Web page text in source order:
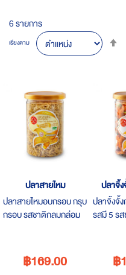
6รายการ
เรียงตาม
ปลาสายไหม
ปลาสายไหมอบกรอบ กรุบ
กรอบ รสชาติกลมกล่อม
฿169.00
ปลาจิ้
ปลาจิ้งจั้
รสมี 5 ร
฿